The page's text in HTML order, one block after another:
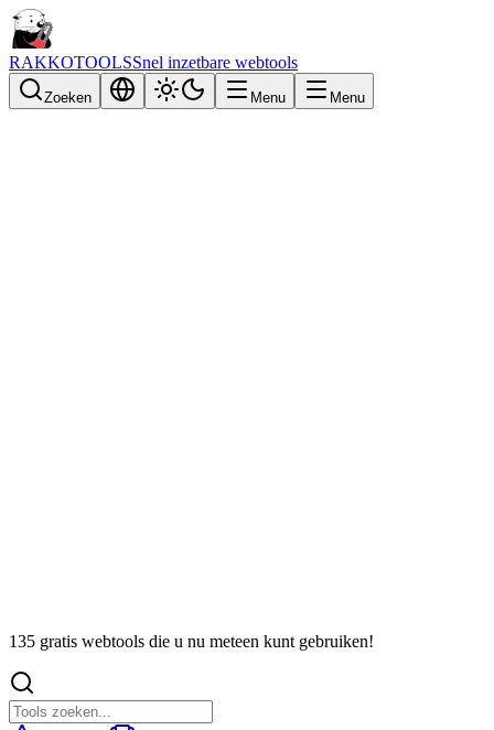
RAKKOTOOLSSnel inzetbare webtools
Zoeken Menu Menu
135 gratis webtools die u nu meteen kunt gebruiken!